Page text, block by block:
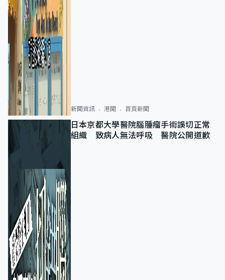
新聞資訊 港聞 首頁新聞
日本京都大學醫院腦腫瘤手術誤切正常
組織 致病人無法呼吸 醫院公開道歉